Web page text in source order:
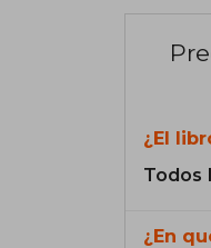
¿El
Todos
¿En